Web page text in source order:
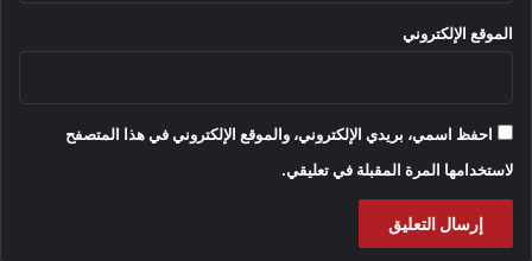
الموقع الإلكتروني
احفظ اسمي، بريدي الإلكتروني، والموقع الإلكتروني في هذا المتصفح
لاستخدامها المرة المقبلة في تعليقي.